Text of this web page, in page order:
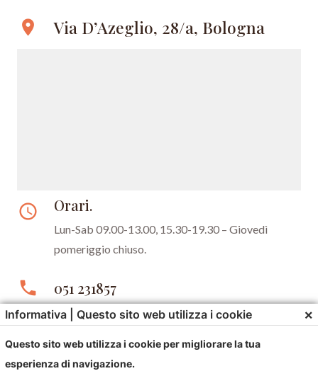
location_on Via D’Azeglio, 28/a, Bologna
access_time Orari.
Lun-Sab 09.00-13.00, 15.30-19.30 –Giovedì
pomeriggio chiuso.
phone 051 231857
email gioielleriastefani@libero.it
Informativa | Questo sito web utilizza i cookie ×
Questo sito web utilizza i cookie per migliorare la tua
esperienza di navigazione.